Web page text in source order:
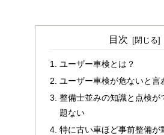
目次
ユーザー車検とは？
ユーザー車検が危ないと言
整備士並みの知識と点検が
題ない
特に古い車ほど事前整備が